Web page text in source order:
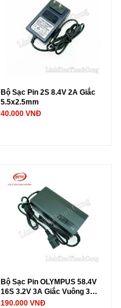
Bộ Sạc Pin 2S 8.4V 2A Giắc
5.5x2.5mm
40.000 VNĐ
Bộ Sạc Pin OLYMPUS 58.4V
16S 3.2V 3A Giắc Vuông 3
Chấu
190.000 VNĐ